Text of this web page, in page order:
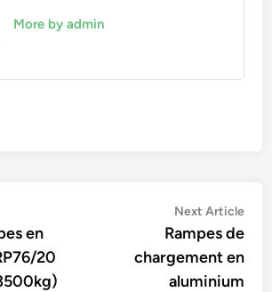
More by admin
en
20
Next Article
Rampes de
chargement en
aluminium